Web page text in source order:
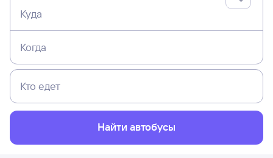
Куда
Когда
Кто едет
Найти автобусы